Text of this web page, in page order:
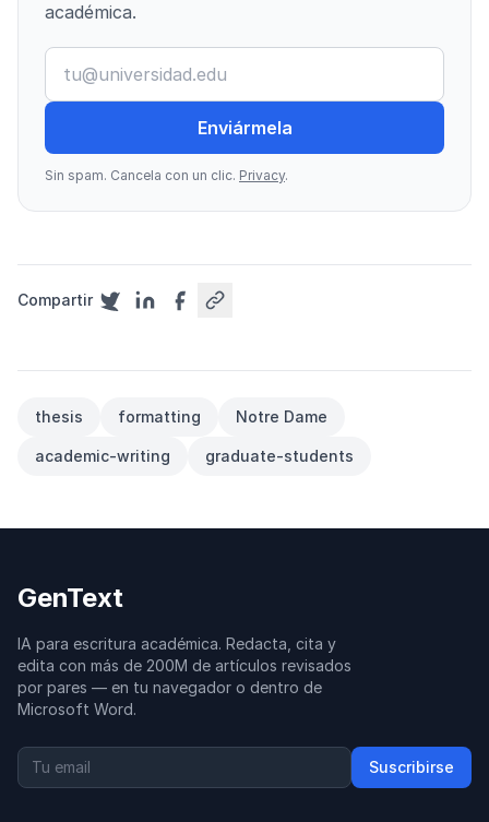
académica.
Enviármela
Sin spam. Cancela con un clic. Privacy.
Compartir
thesis formatting Notre Dame
academic-writing graduate-students
GenText
IA para escritura académica. Redacta, cita y
edita con más de 200M de artículos revisados
por pares — en tu navegador o dentro de
Microsoft Word.
Suscribirse